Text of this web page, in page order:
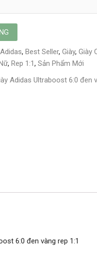
Adidas, Best Seller, Giày, Giày
, Rep 1:1 , Sản Phẩm Mới
Adidas Ultraboost 6:0 đen
6:0 đen vàng rep 1:1